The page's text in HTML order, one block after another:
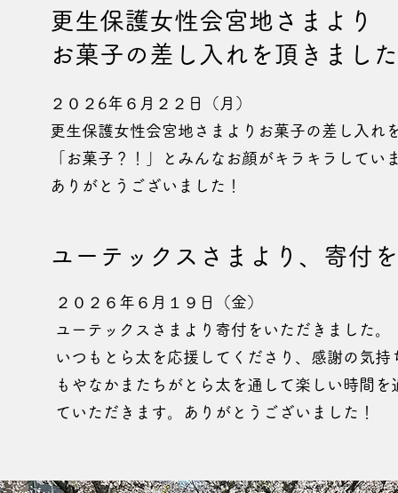
更生保護女性会宮地さまより
お菓子の差し入れを頂きまし
２０２6年６月２２日（月）
更生保護女性会宮地さまよりお菓子の差し入れ
「お菓子？！」とみんなお顔がキラキラ​してい
​ありがとうございました！
ユーテックスさまより、寄付
​２０２６年６月１９日（金）
ユーテックスさまより寄付をいただきました。
いつもとら太を応援してくださり、感謝の気
もやなかまたちがとら太を通して楽しい時間
ていただきます。ありがとうございました！